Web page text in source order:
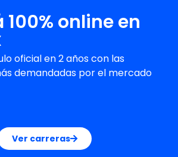
100% online en
oficial en 2 años con las
demandadas por el mercado
Ver carreras